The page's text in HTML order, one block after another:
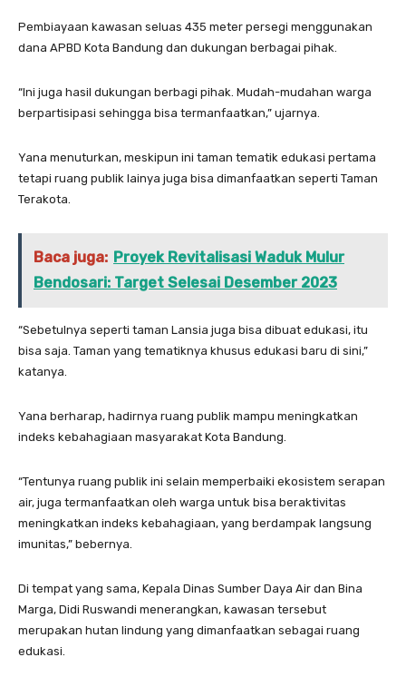
Pembiayaan kawasan seluas 435 meter persegi menggunakan
dana APBD Kota Bandung dan dukungan berbagai pihak.
“Ini juga hasil dukungan berbagi pihak. Mudah-mudahan warga
berpartisipasi sehingga bisa termanfaatkan,” ujarnya.
Yana menuturkan, meskipun ini taman tematik edukasi pertama
tetapi ruang publik lainya juga bisa dimanfaatkan seperti Taman
Terakota.
Baca juga: Proyek Revitalisasi Waduk Mulur
Bendosari: Target Selesai Desember 2023
“Sebetulnya seperti taman Lansia juga bisa dibuat edukasi, itu
bisa saja. Taman yang tematiknya khusus edukasi baru di sini,”
katanya.
Yana berharap, hadirnya ruang publik mampu meningkatkan
indeks kebahagiaan masyarakat Kota Bandung.
“Tentunya ruang publik ini selain memperbaiki ekosistem serapan
air, juga termanfaatkan oleh warga untuk bisa beraktivitas
meningkatkan indeks kebahagiaan, yang berdampak langsung
imunitas,” bebernya.
Di tempat yang sama, Kepala Dinas Sumber Daya Air dan Bina
Marga, Didi Ruswandi menerangkan, kawasan tersebut
merupakan hutan lindung yang dimanfaatkan sebagai ruang
edukasi.